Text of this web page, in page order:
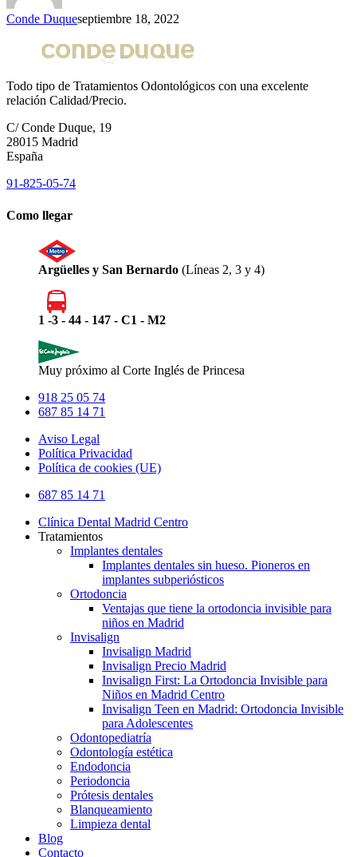
Conde Duqueseptiembre 18, 2022
Todo tipo de Tratamientos Odontológicos con una excelente
relación Calidad/Precio.
C/ Conde Duque, 19
28015 Madrid
España
91-825-05-74
Como llegar
Argüelles y San Bernardo (Líneas 2, 3 y 4)
1 -3 - 44 - 147 - C1 - M2
Muy próximo al Corte Inglés de Princesa
918 25 05 74
687 85 14 71
Aviso Legal
Política Privacidad
Política de cookies (UE)
Close
687 85 14 71
Clínica Dental Madrid Centro
Tratamientos
Implantes dentales
Implantes dentales sin hueso. Pioneros en
implantes subperiósticos
Ortodoncia
Ventajas que tiene la ortodoncia invisible para
niños en Madrid
Invisalign
Invisalign Madrid
Invisalign Precio Madrid
Invisalign First: La Ortodoncia Invisible para
Niños en Madrid Centro
Invisalign Teen en Madrid: Ortodoncia Invisible
para Adolescentes
Odontopediatría
Odontología estética
Endodoncia
Periodoncia
Prótesis dentales
Blanqueamiento
Limpieza dental
Blog
Contacto